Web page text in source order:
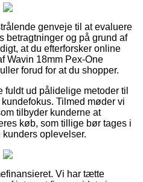
genveje til at evaluere
betragtninger og på grund af
at du efterforsker online
Wavin 18mm Pex-One
forud for at du shopper.
fuldt ud pålidelige metoder til
Tilmed møder vi
tilbyder kunderne at
køb, som tillige bør tages i
oplevelser.
Vi har tætte